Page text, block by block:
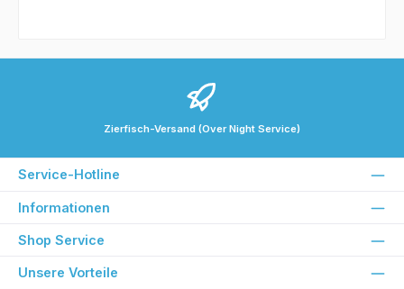
Zierfisch-Versand (Over Night Service)
Service-Hotline
Informationen
Shop Service
Unsere Vorteile